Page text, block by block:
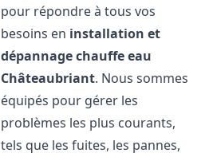
pour répondre à tous vos
besoins en installation et
dépannage chauffe eau
Châteaubriant. Nous sommes
équipés pour gérer les
problèmes les plus courants,
tels que les fuites, les pannes,